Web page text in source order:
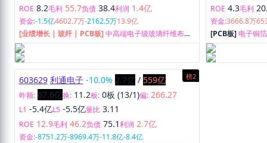
ROE 8.2毛利 55.7负债 38.4利润 1.4亿
资金:-1.5亿4602.7万-2162.5万13.9亿
[业绩增长 | 玻纤 | PCB板]中高端电子级玻璃纤维布、
电子级玻璃纤维超细纱的研发、生产和销售。
ROE 4.3毛利
资金:3666.8万
[PCB板] 电子铜
采选及销售。
榜2
603629 利通电子 -10.0% 2.7亿 / 559亿
昨额: 67.6亿换: 11.2板: 0板 (13/1)偏: 266.27
L1 -5.4亿L5 -5.5亿量比 3.11
ROE 12.9毛利 46.2负债 75.1利润 2.7亿
资金:-8751.2万-8969.4万-11.8亿-8.4亿